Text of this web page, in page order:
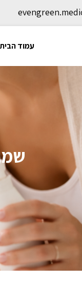
עמוד הבית